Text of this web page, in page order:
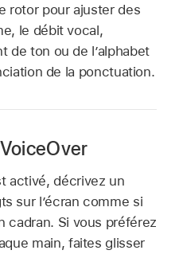
rotor pour ajuster des
le débit vocal,
de ton ou de l’alphabet
de la ponctuation.
activé, décrivez un
sur l’écran comme si
cadran. Si vous préférez
main, faites glisser